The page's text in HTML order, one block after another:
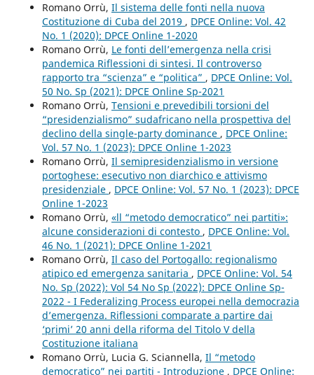
Romano Orrù, Il sistema delle fonti nella nuova
Costituzione di Cuba del 2019 , DPCE Online: Vol. 42
No. 1 (2020): DPCE Online 1-2020
Romano Orrù, Le fonti dell’emergenza nella crisi
pandemica Riflessioni di sintesi. Il controverso
rapporto tra “scienza” e “politica” , DPCE Online: Vol.
50 No. Sp (2021): DPCE Online Sp-2021
Romano Orrù, Tensioni e prevedibili torsioni del
“presidenzialismo” sudafricano nella prospettiva del
declino della single-party dominance , DPCE Online:
Vol. 57 No. 1 (2023): DPCE Online 1-2023
Romano Orrù, Il semipresidenzialismo in versione
portoghese: esecutivo non diarchico e attivismo
presidenziale , DPCE Online: Vol. 57 No. 1 (2023): DPCE
Online 1-2023
Romano Orrù, «ll “metodo democratico” nei partiti»:
alcune considerazioni di contesto , DPCE Online: Vol.
46 No. 1 (2021): DPCE Online 1-2021
Romano Orrù, Il caso del Portogallo: regionalismo
atipico ed emergenza sanitaria , DPCE Online: Vol. 54
No. Sp (2022): Vol 54 No Sp (2022): DPCE Online Sp-
2022 - I Federalizing Process europei nella democrazia
d’emergenza. Riflessioni comparate a partire dai
‘primi’ 20 anni della riforma del Titolo V della
Costituzione italiana
Romano Orrù, Lucia G. Sciannella, Il “metodo
democratico” nei partiti - Introduzione , DPCE Online: